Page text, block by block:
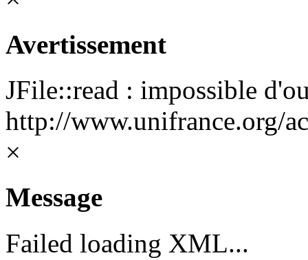
Avertissement
JFile::read : impossible
http://www.unifrance.org/
×
Message
Failed loading XML...